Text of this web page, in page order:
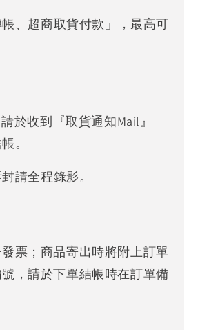
、超商取貨付款」，最高可
於收到『取貨通知Mail』
。
請全程錄影。
票；商品寄出時將附上訂單
，請於下單結帳時在訂單備